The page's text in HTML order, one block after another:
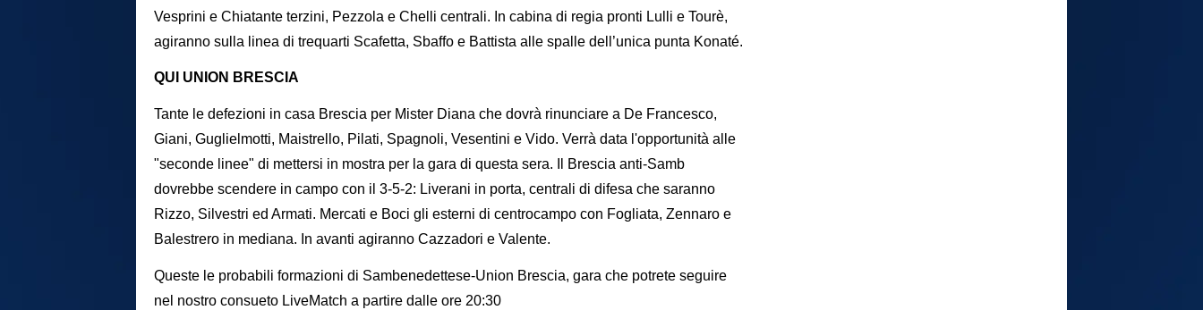
Vesprini e Chiatante terzini, Pezzola e Chelli centrali. In cabina di regia pronti Lulli e Tourè,
agiranno sulla linea di trequarti Scafetta, Sbaffo e Battista alle spalle dell’unica punta Konaté.
QUI UNION BRESCIA
Tante le defezioni in casa Brescia per Mister Diana che dovrà rinunciare a De Francesco,
Giani, Guglielmotti, Maistrello, Pilati, Spagnoli, Vesentini e Vido. Verrà data l'opportunità alle
"seconde linee" di mettersi in mostra per la gara di questa sera. Il Brescia anti-Samb
dovrebbe scendere in campo con il 3-5-2: Liverani in porta, centrali di difesa che saranno
Rizzo, Silvestri ed Armati. Mercati e Boci gli esterni di centrocampo con Fogliata, Zennaro e
Balestrero in mediana. In avanti agiranno Cazzadori e Valente.
Queste le probabili formazioni di Sambenedettese-Union Brescia, gara che potrete seguire
nel nostro consueto LiveMatch a partire dalle ore 20:30